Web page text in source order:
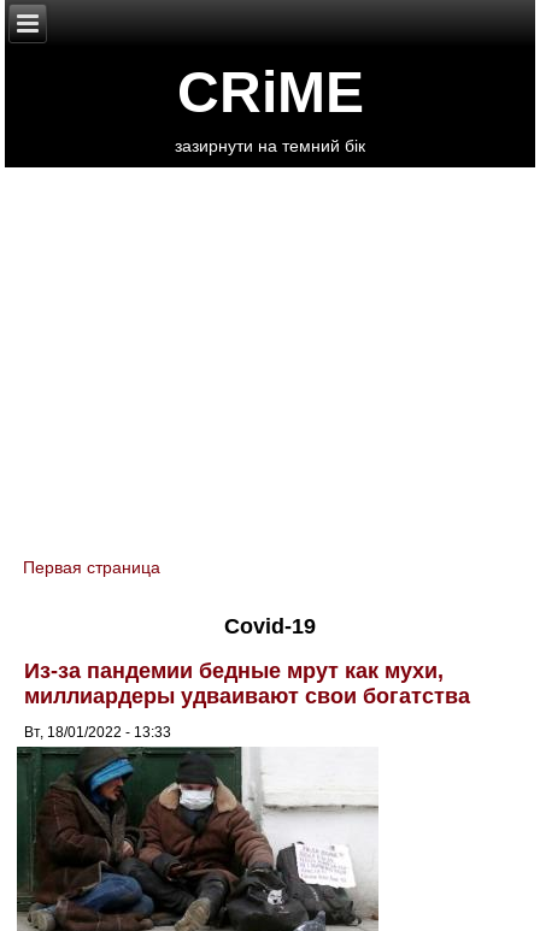
CRiME
зазирнути на темний бік
You are here
Первая страница
Covid-19
Из-за пандемии бедные мрут как мухи,
миллиардеры удваивают свои богатства
Вт, 18/01/2022 - 13:33